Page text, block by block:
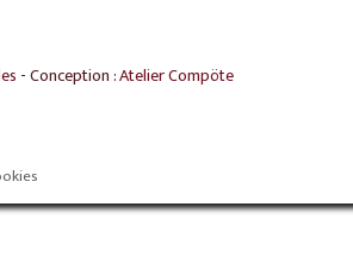
- Conception :Atelier Compöte